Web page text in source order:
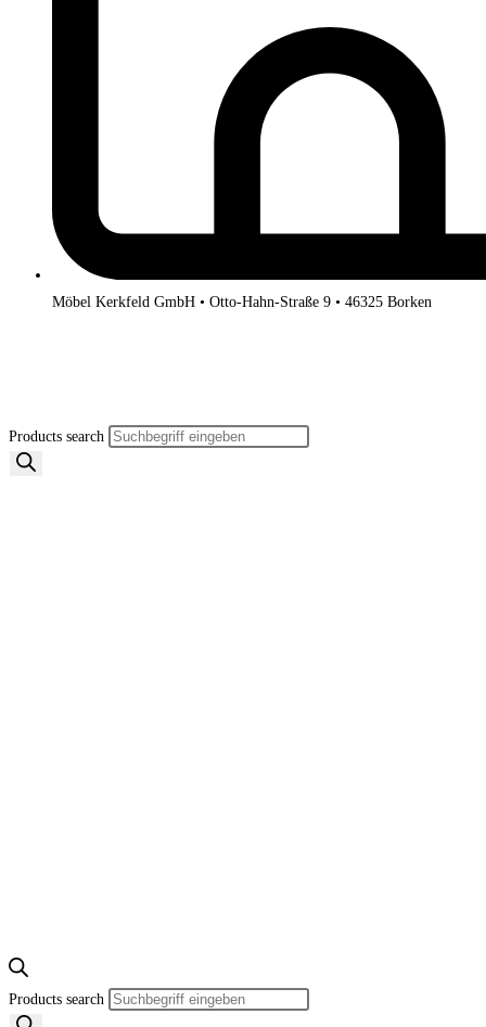
Möbel Kerkfeld GmbH • Otto-Hahn-Straße 9 • 46325 Borken
Products search
Products search